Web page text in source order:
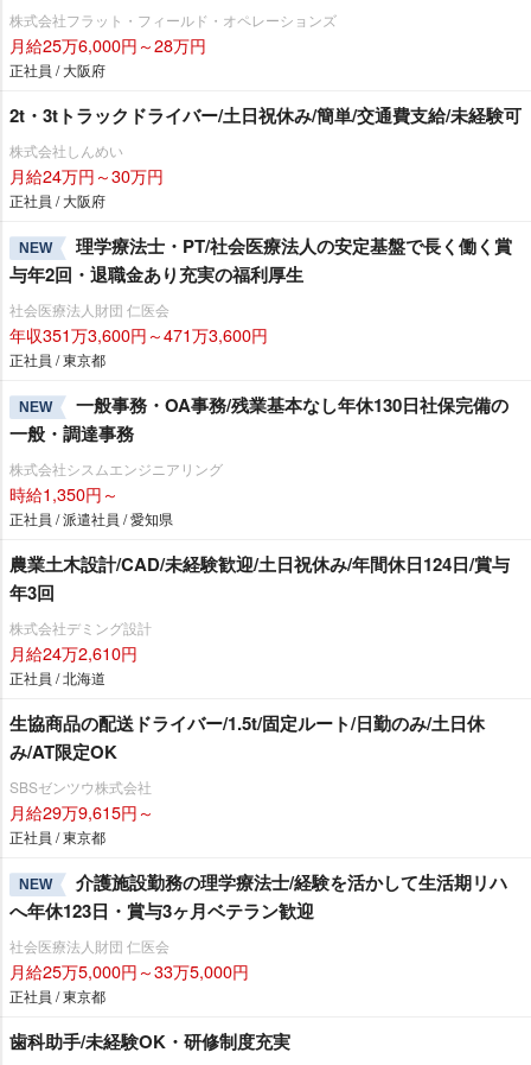
株式会社フラット・フィールド・オペレーションズ
月給25万6,000円～28万円
正社員 / 大阪府
2t・3tトラックドライバー/土日祝休み/簡単/交通費支給/未経験可
株式会社しんめい
月給24万円～30万円
正社員 / 大阪府
NEW
理学療法士・PT/社会医療法人の安定基盤で長く働く賞
与年2回・退職金あり充実の福利厚生
社会医療法人財団 仁医会
年収351万3,600円～471万3,600円
正社員 / 東京都
NEW
一般事務・OA事務/残業基本なし年休130日社保完備の
一般・調達事務
株式会社シスムエンジニアリング
時給1,350円～
正社員 / 派遣社員 / 愛知県
農業土木設計/CAD/未経験歓迎/土日祝休み/年間休日124日/賞与
年3回
株式会社デミング設計
月給24万2,610円
正社員 / 北海道
生協商品の配送ドライバー/1.5t/固定ルート/日勤のみ/土日休
み/AT限定OK
SBSゼンツウ株式会社
月給29万9,615円～
正社員 / 東京都
NEW
介護施設勤務の理学療法士/経験を活かして生活期リハ
へ年休123日・賞与3ヶ月ベテラン歓迎
社会医療法人財団 仁医会
月給25万5,000円～33万5,000円
正社員 / 東京都
歯科助手/未経験OK・研修制度充実